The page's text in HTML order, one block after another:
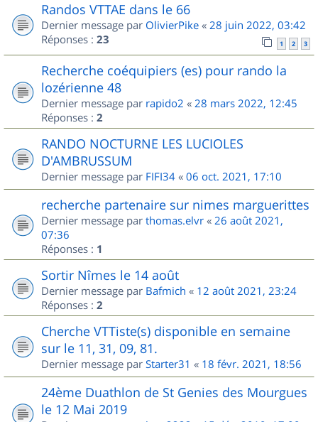
Randos VTTAE dans le 66
Dernier message par OlivierPike « 28 juin 2022, 03:42
Réponses : 23 1 2 3
Recherche coéquipiers (es) pour rando la
lozérienne 48
Dernier message par rapido2 « 28 mars 2022, 12:45
Réponses : 2
RANDO NOCTURNE LES LUCIOLES
D'AMBRUSSUM
Dernier message par FIFI34 « 06 oct. 2021, 17:10
recherche partenaire sur nimes marguerittes
Dernier message par thomas.elvr « 26 août 2021,
07:36
Réponses : 1
Sortir Nîmes le 14 août
Dernier message par Bafmich « 12 août 2021, 23:24
Réponses : 2
Cherche VTTiste(s) disponible en semaine
sur le 11, 31, 09, 81.
Dernier message par Starter31 « 18 févr. 2021, 18:56
24ème Duathlon de St Genies des Mourgues
le 12 Mai 2019